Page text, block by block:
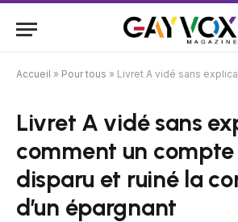
Accueil » Pour tous » Livret A vidé sans explication : comment un compte
Livret A vidé sans
comment un compte
disparu et ruiné la
d’un épargnant